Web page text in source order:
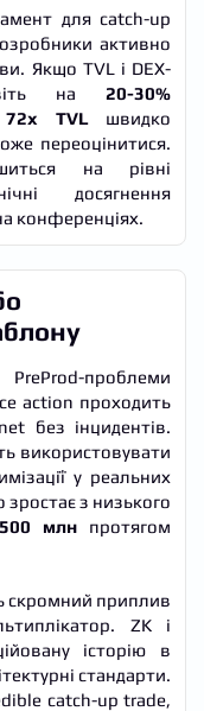
для catch-up
активно
Якщо TVL і DEX-
на 20-30%
72x TVLшвидко
переоцінитися.
на рівні
досягнення
конференціях.
проблеми
action проходить
без інцидентів.
використовувати
у реальних
зростає з низького
млнпротягом
скромний приплив
ZK і
історію в
стандарти.
catch-up trade,